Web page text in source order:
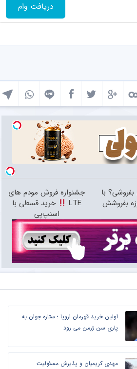
دریافت وام
با
جشنواره فروش مودم های
LTE
خرید قسطی با
اسنپ‌پی
اولین خرید قهرمان اروپا ؛ ستاره جوان به
پاری سن ژرمن می رود
مهدی کریمیان و پذیرش مسئولیت